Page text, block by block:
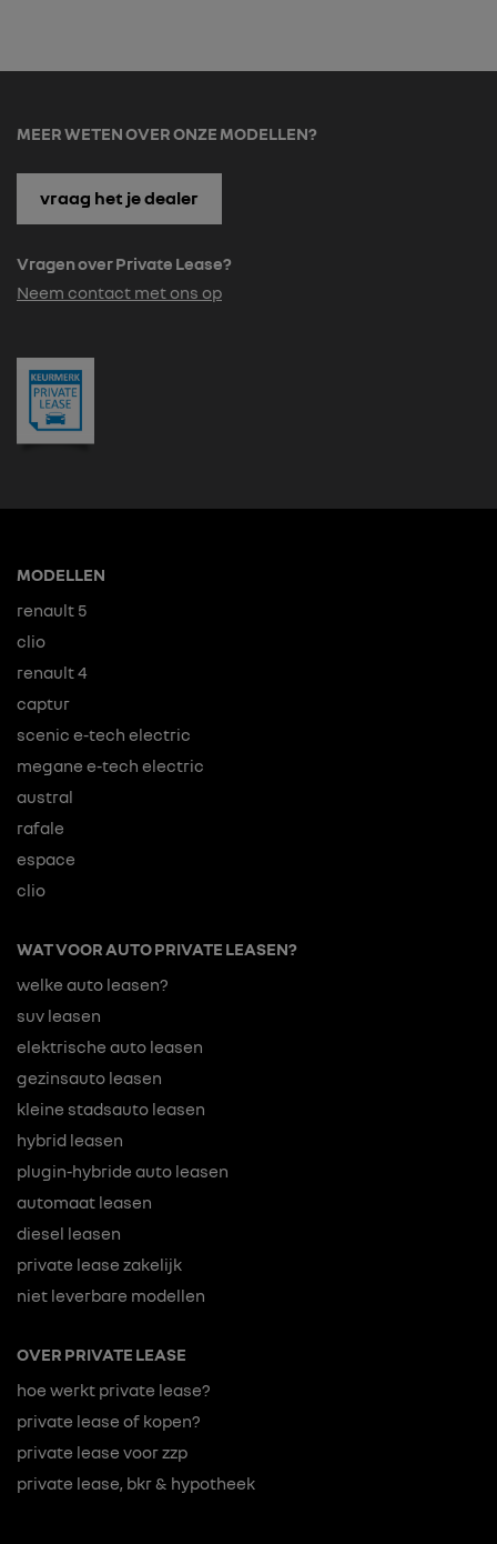
MEER WETEN OVER ONZE MODELLEN?
vraag het je dealer
Vragen over Private Lease?
Neem contact met ons op
MODELLEN
renault 5
clio
renault 4
captur
scenic e-tech electric
megane e-tech electric
austral
rafale
espace
clio
WAT VOOR AUTO PRIVATE LEASEN?
welke auto leasen?
suv leasen
elektrische auto leasen
gezinsauto leasen
kleine stadsauto leasen
hybrid leasen
plugin-hybride auto leasen
automaat leasen
diesel leasen
private lease zakelijk
niet leverbare modellen
OVER PRIVATE LEASE
hoe werkt private lease?
private lease of kopen?
private lease voor zzp
private lease, bkr & hypotheek